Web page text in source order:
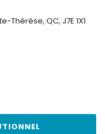
Thérèse, QC, J7E 1X1